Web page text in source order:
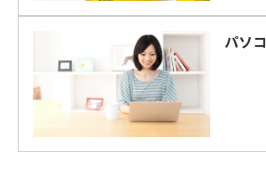
パソ